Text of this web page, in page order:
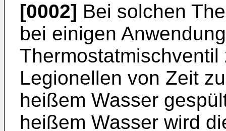
[0002] Bei solchen
bei einigen
Legionellen von Zeit
heißem Wasser
heißem Wasser wird